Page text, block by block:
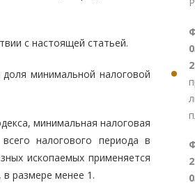
с настоящей статьей.
минимальной налоговой
минимальная налоговая
налогового периода в
ископаемых применяется
размере менее 1.